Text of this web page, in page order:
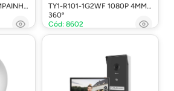
TY1-R101-1G2WF 1080P 4MM
360º
Cód: 8602